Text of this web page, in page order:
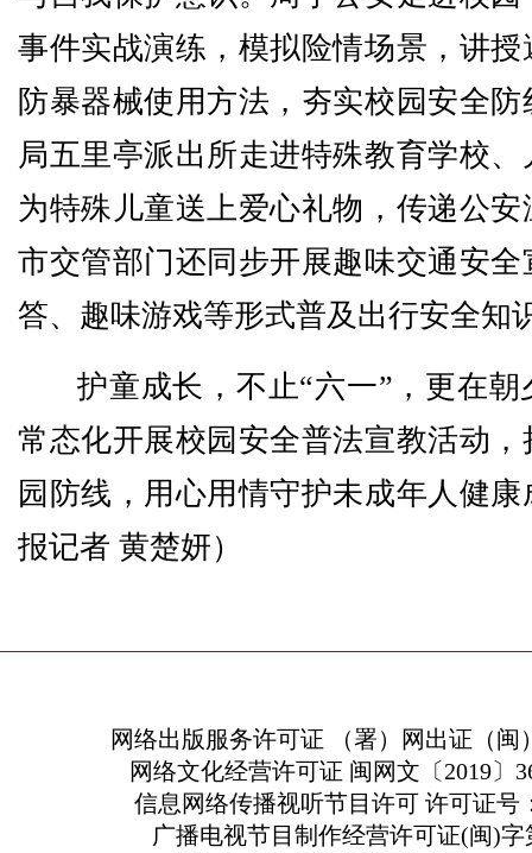
事件实战演练，模拟险情场景，讲
防暴器械使用方法，夯实校园安全
局五里亭派出所走进特殊教育学校
为特殊儿童送上爱心礼物，传递公
市交管部门还同步开展趣味交通安
答、趣味游戏等形式普及出行安全知
护童成长，不止“六一”，更在
常态化开展校园安全普法宣教活动
园防线，用心用情守护未成年人健
报记者 黄楚妍）
网络出版服务许可证 （署）网出证（闽
网络文化经营许可证 闽网文〔2019〕
信息网络传播视听节目许可 许可证号
广播电视节目制作经营许可证(闽)字